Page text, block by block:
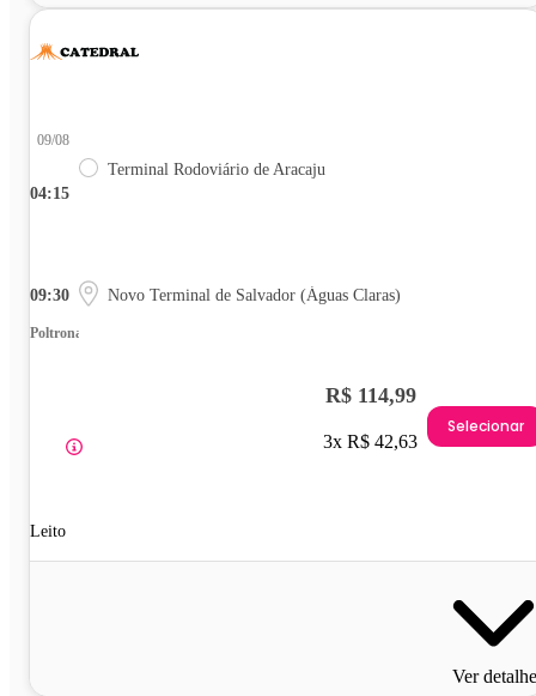
04:15
09/08
Terminal Rodoviário de Aracaju
09:30 Novo Terminal de Salvador (Águas Claras)
Poltrona
Leito
R$ 114,99
3x R$ 42,63
Selecionar
Ver